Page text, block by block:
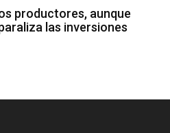
productores, aunque
las inversiones